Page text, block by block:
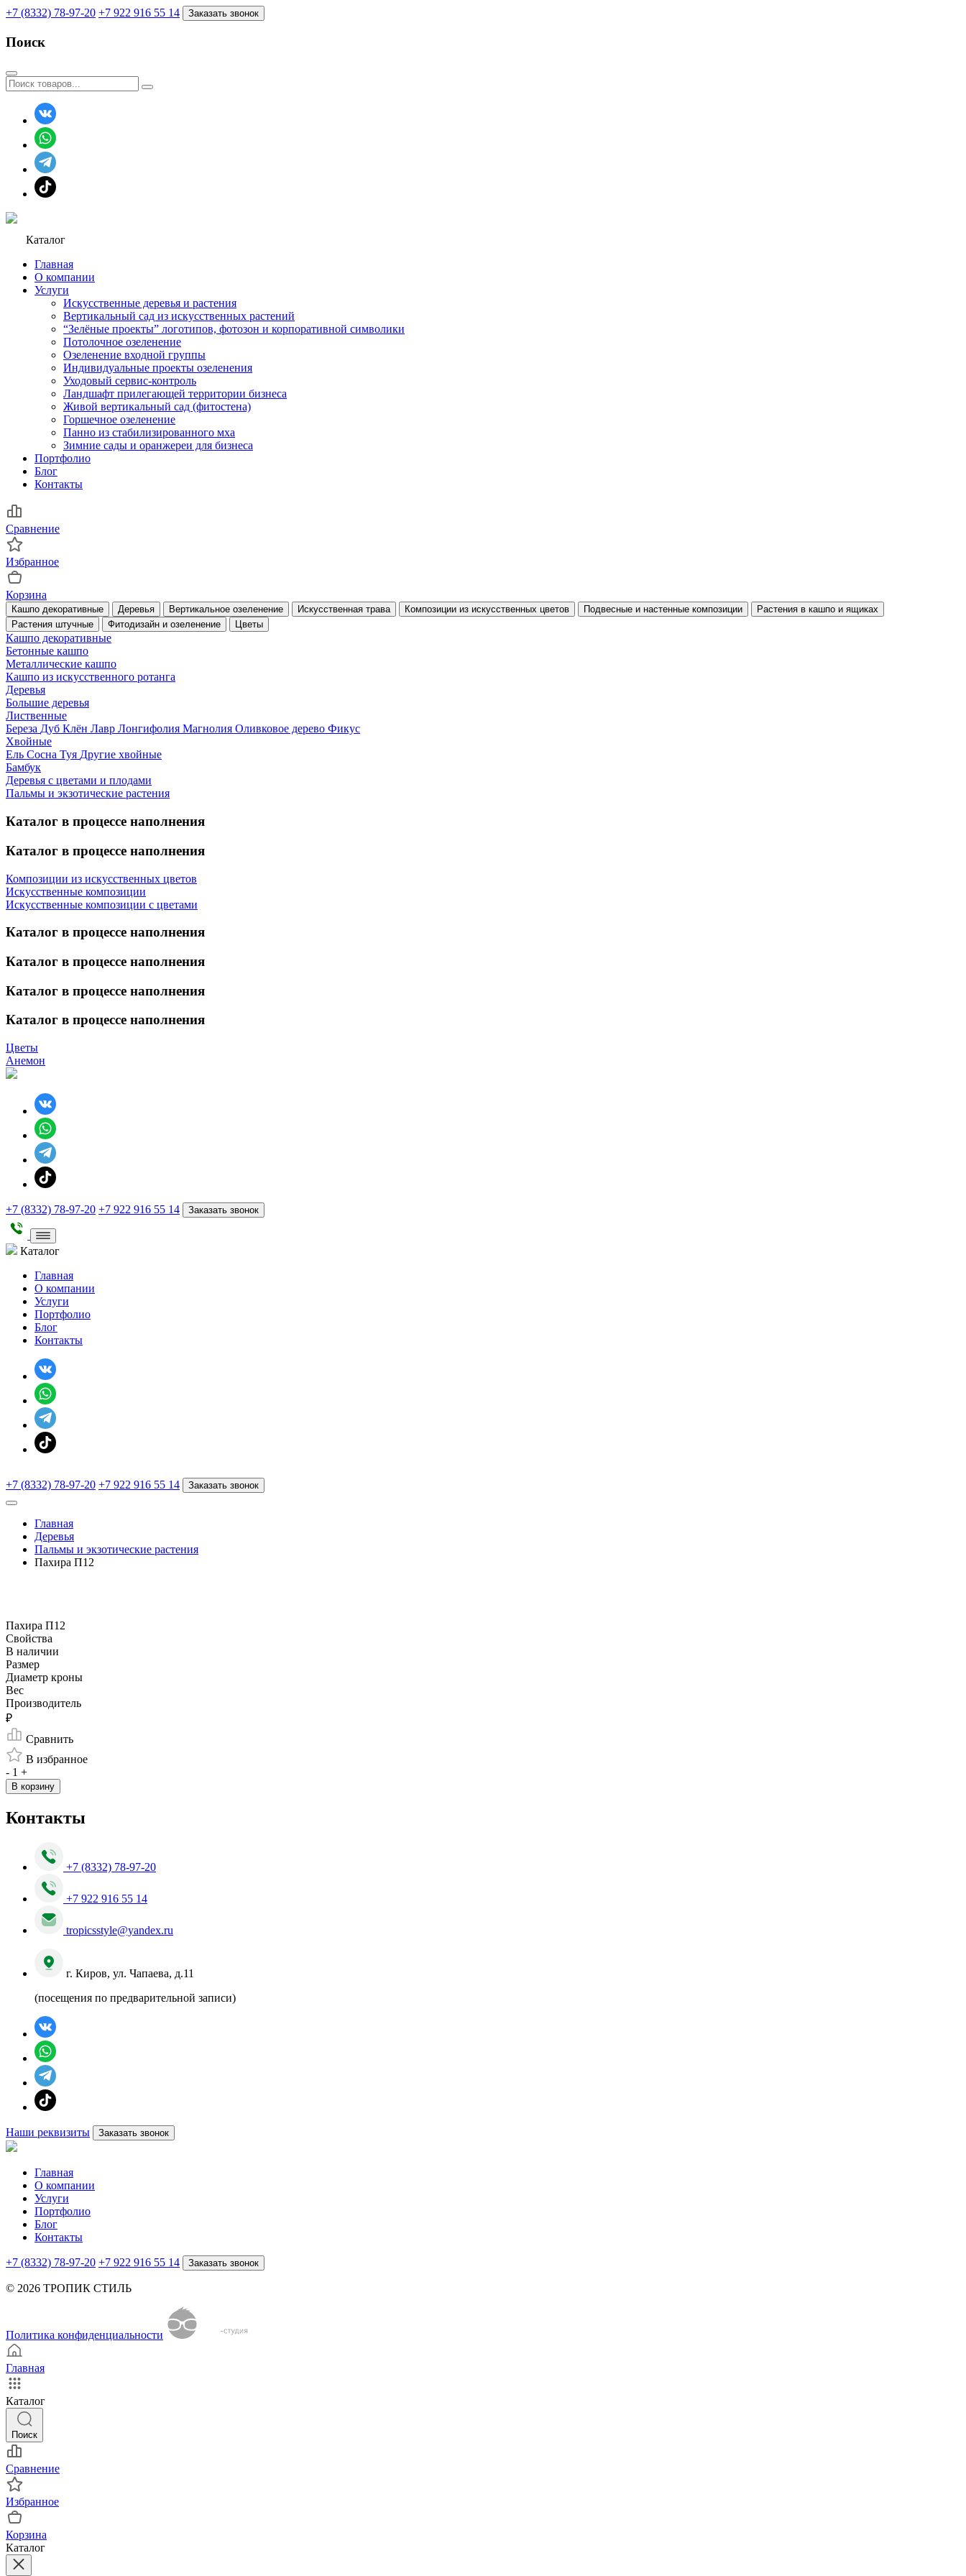
+7 (8332) 78-97-20 +7 922 916 55 14 Заказать звонок
Поиск
Каталог
Главная
О компании
Услуги
Искусственные деревья и растения
Вертикальный сад из искусственных растений
“Зелёные проекты” логотипов, фотозон и корпоративной символики
Потолочное озеленение
Озеленение входной группы
Индивидуальные проекты озеленения
Уходовый сервис-контроль
Ландшафт прилегающей территории бизнеса
Живой вертикальный сад (фитостена)
Горшечное озеленение
Панно из стабилизированного мха
Зимние сады и оранжереи для бизнеса
Портфолио
Блог
Контакты
Сравнение
Избранное
Корзина
Кашпо декоративные Деревья Вертикальное озеленение Искусственная трава Композиции из искусственных цветов Подвесные и настенные композиции
Растения в кашпо и ящиках
Растения штучные
Фитодизайн и озеленение Цветы
Кашпо декоративные
Бетонные кашпо
Металлические кашпо
Кашпо из искусственного ротанга
Деревья
Большие деревья
Лиственные
Береза Дуб Клён Лавр Лонгифолия Магнолия Оливковое дерево Фикус
Хвойные
Ель Сосна Туя Другие хвойные
Бамбук
Деревья с цветами и плодами
Пальмы и экзотические растения
Каталог в процессе наполнения
Каталог в процессе наполнения
Композиции из искусственных цветов
Искусственные композиции
Искусственные композиции с цветами
Каталог в процессе наполнения
Каталог в процессе наполнения
Каталог в процессе наполнения
Каталог в процессе наполнения
Цветы
Анемон
+7 (8332) 78-97-20 +7 922 916 55 14 Заказать звонок
Каталог
Главная
О компании
Услуги
Портфолио
Блог
Контакты
+7 (8332) 78-97-20 +7 922 916 55 14 Заказать звонок
Главная
Деревья
Пальмы и экзотические растения
Пахира П12
Пахира П12
Свойства
В наличии
Размер
Диаметр кроны
Вес
Производитель
₽
Сравнить
В избранное
- 1 +
В корзину
Контакты
+7 (8332) 78-97-20
+7 922 916 55 14
tropicsstyle@yandex.ru
г. Киров, ул. Чапаева, д.11
(посещения по предварительной записи)
Наши реквизиты Заказать звонок
Главная
О компании
Услуги
Портфолио
Блог
Контакты
+7 (8332) 78-97-20 +7 922 916 55 14 Заказать звонок
© 2026 ТРОПИК СТИЛЬ
Политика конфиденциальности
Главная
Каталог
Поиск
Сравнение
Избранное
Корзина
Каталог